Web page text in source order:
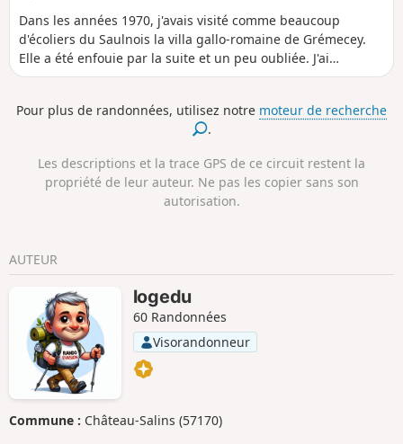
Dans les années 1970, j'avais visité comme beaucoup
d'écoliers du Saulnois la villa gallo-romaine de Grémecey.
Elle a été enfouie par la suite et un peu oubliée. J'ai
longtemps cru qu'il n'en existait plus aucun vestige. Elle est
beaucoup de végétation. Ce parcours permet de s'y rendre
et de pouvoir observer les vestiges de cette bâtisse chargée
Pour plus de randonnées, utilisez notre moteur de recherche
.
Les descriptions et la trace GPS de ce circuit restent la
propriété de leur auteur. Ne pas les copier sans son
autorisation.
AUTEUR
logedu
60 Randonnées
Visorandonneur
Commune : Château-Salins (57170)